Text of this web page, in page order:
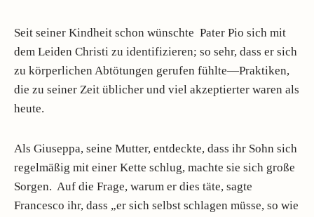
Seit seiner Kindheit schon wünschte Pater Pio sich mit
dem Leiden Christi zu identifizieren; so sehr, dass er sich
zu körperlichen Abtötungen gerufen fühlte—Praktiken,
die zu seiner Zeit üblicher und viel akzeptierter waren als
heute.
Als Giuseppa, seine Mutter, entdeckte, dass ihr Sohn sich
regelmäßig mit einer Kette schlug, machte sie sich große
Sorgen. Auf die Frage, warum er dies täte, sagte
Francesco ihr, dass „er sich selbst schlagen müsse, so wie